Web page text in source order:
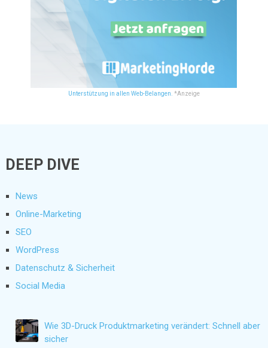
Unterstützung in allen Web-Belangen. *Anzeige
DEEP DIVE
News
Online-Marketing
SEO
WordPress
Datenschutz & Sicherheit
Social Media
Wie 3D-Druck Produktmarketing verändert: Schnell aber
sicher